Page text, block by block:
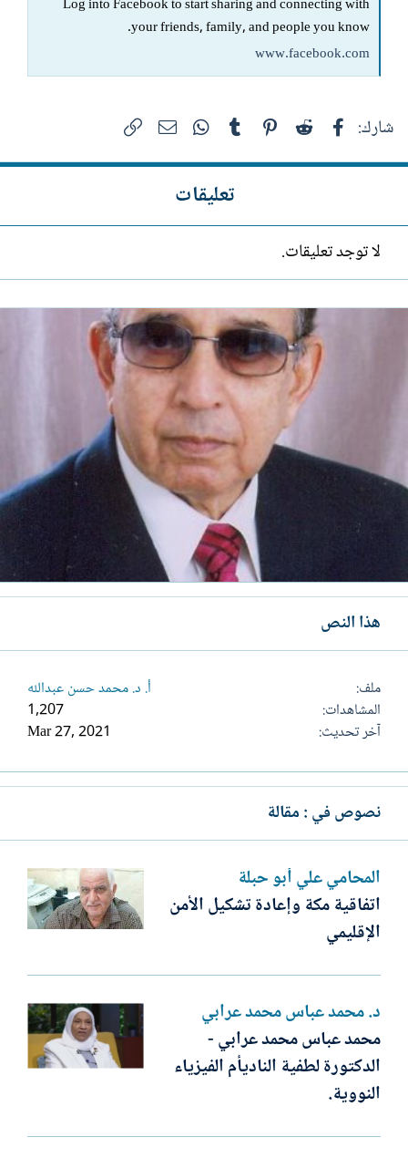
Log into Facebook to start sharing and connecting with
your friends, family, and people you know.
www.facebook.com
شارك: فيسبوك Reddit
Pinterest
Tumblr
WhatsAppالبريد الإلكتروني
تعليقات
لا توجد تعليقات.
هذا النص
ملف
أ. د. محمد حسن عبدالله
المشاهدات
1,207
آخر تحديث
Mar 27, 2021
نصوص في : مقالة
المحامي علي أبو حبلة
اتفاقية مكة وإعادة تشكيل الأمن
الإقليمي
د. محمد عباس محمد عرابي
محمد عباس محمد عرابي -
الدكتورة لطفية الناديأم الفيزياء
النووية.